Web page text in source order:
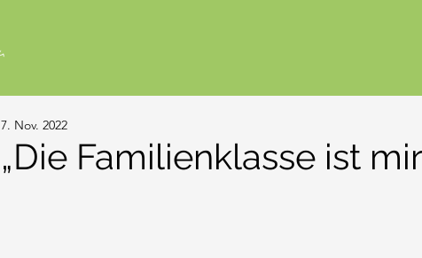
„Die Familienklasse ist
7. Nov. 2022